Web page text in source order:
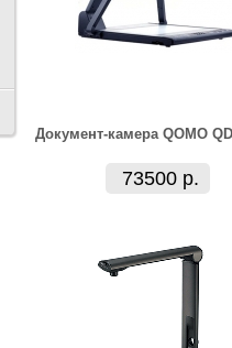
Документ-камера QOMO
73500 р.